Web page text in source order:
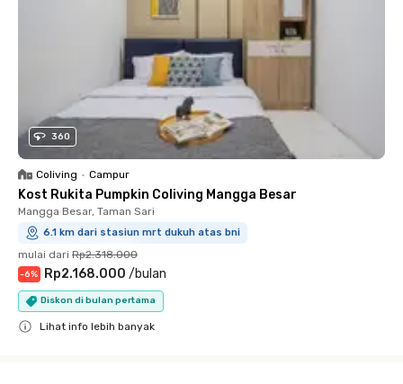
360
Coliving • Campur
Kost Rukita Pumpkin Coliving Mangga Besar
Mangga Besar, Taman Sari
6.1 km dari stasiun mrt dukuh atas bni
mulai dari Rp2.318.000
-6% Rp2.168.000 /bulan
Diskon di bulan pertama
Lihat info lebih banyak